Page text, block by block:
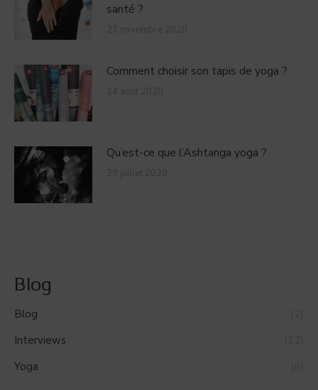
santé ?
Comment choisir son tapis de yoga ?
Qu’est-ce que l’Ashtanga yoga ?
Blog
Blog
Interviews
Yoga